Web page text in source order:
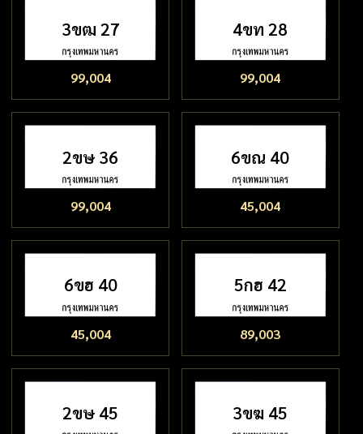
3ขฒ 27
99,004
4ขท 28
99,004
2ขษ 36
99,004
6ขณ 40
45,004
6ขฮ 40
45,004
5กฮ 42
89,003
2ขษ 45 3ขฆ 45